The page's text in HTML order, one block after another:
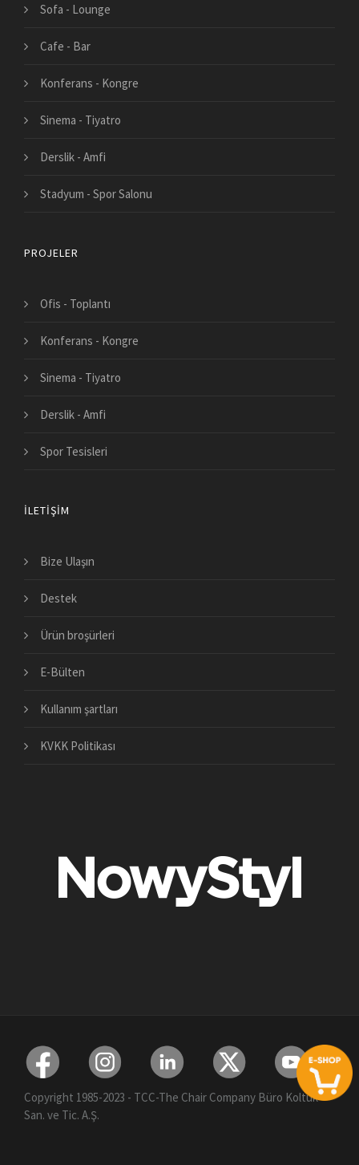
Sofa - Lounge
Cafe - Bar
Konferans - Kongre
Sinema - Tiyatro
Derslik - Amfi
Stadyum - Spor Salonu
PROJELER
Ofis - Toplantı
Konferans - Kongre
Sinema - Tiyatro
Derslik - Amfi
Spor Tesisleri
İLETIŞIM
Bize Ulaşın
Destek
Ürün broşürleri
E-Bülten
Kullanım şartları
KVKK Politikası
Copyright 1985-2023 - TCC-The Chair Company Büro Koltuk
San. ve Tic. A.Ş.